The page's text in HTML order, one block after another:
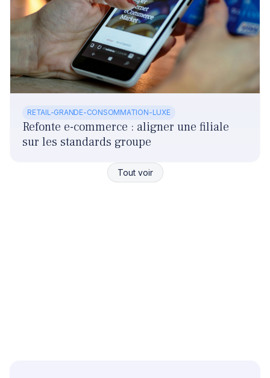
Tout voir
RETAIL-GRANDE-CONSOMMATION-LUXE
Refonte e-commerce : aligner une filiale
sur les standards groupe